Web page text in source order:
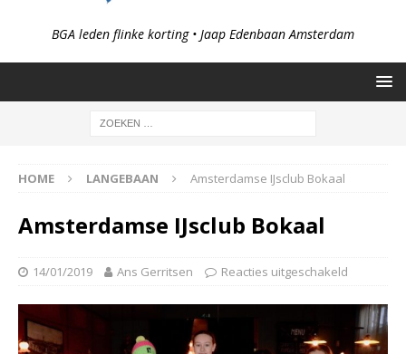
BGA leden flinke korting • Jaap Edenbaan Amsterdam
HOME LANGEBAAN Amsterdamse IJsclub Bokaal
Amsterdamse IJsclub Bokaal
14/01/2019 Ans Gerritsen Reacties uitgeschakeld